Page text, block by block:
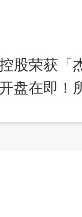
股荣获「
盘在即！